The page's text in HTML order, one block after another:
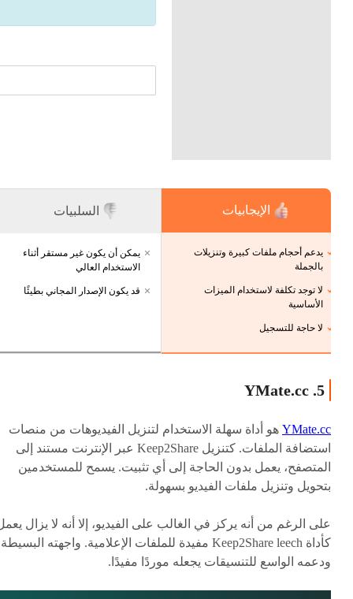
الإيجابيات
يدعم أحجام ملفات كبيرة وتنزيلات
بالجملة
لا توجد تكلفة لاستخدام الميزات
الأساسية
لا حاجة للتسجيل
السلبيات
يمكن أن يكون غير مستقر أثناء
الاستخدام العالي
قد يكون الإصدار المجاني بطيئًا
5. YMate.cc
YMate.cc هو أداة سهلة الاستخدام لتنزيل الفيديوهات من منصات
استضافة الملفات. كتنزيل Keep2Share عبر الإنترنت مستند إلى
المتصفح، يعمل بدون الحاجة إلى أي تثبيت. يسمح للمستخدمين
بتحويل وتنزيل ملفات الفيديو بسهولة.
على الرغم من أنه يركز في الغالب على الفيديو، إلا أنه لا يزال
كأداة Keep2Share leech مفيدة للملفات الإعلامية. واجهته البسيطة
ودعمه الواسع للتنسيقات يجعله موردًا مفيدًا.